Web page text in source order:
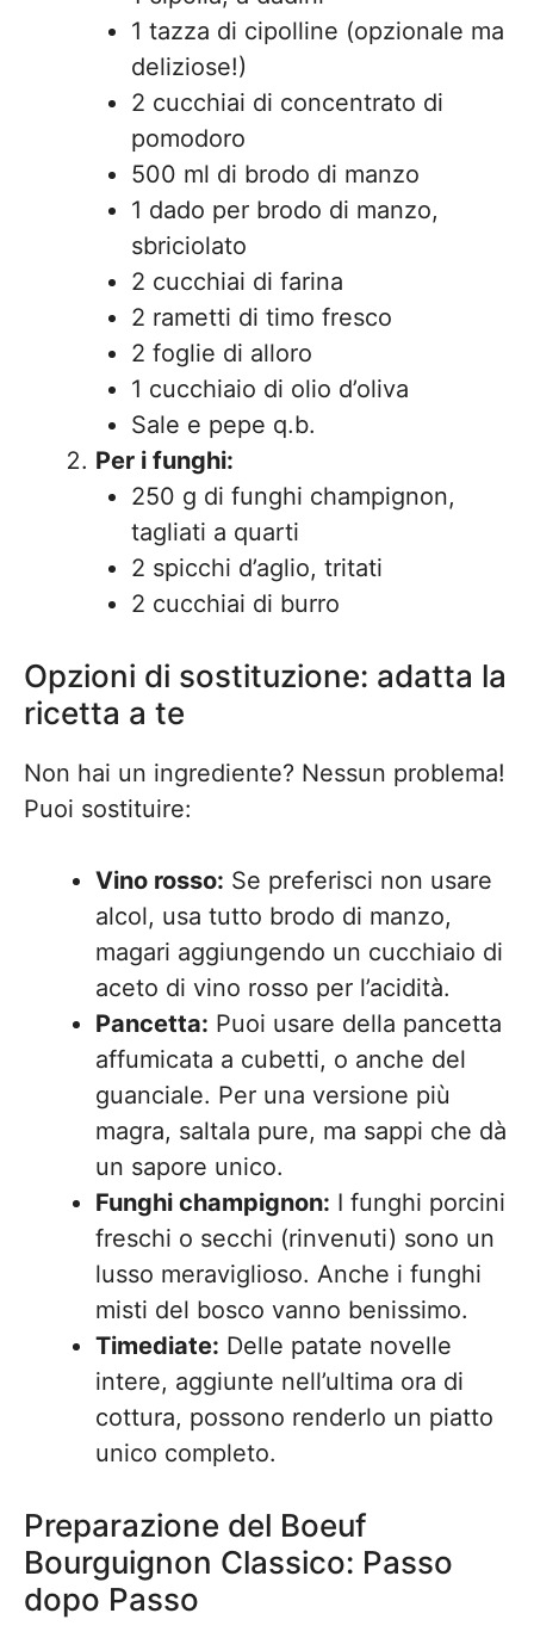
1 tazza di cipolline (opzionale ma
deliziose!)
2 cucchiai di concentrato di
pomodoro
500 ml di brodo di manzo
1 dado per brodo di manzo,
sbriciolato
2 cucchiai di farina
2 rametti di timo fresco
2 foglie di alloro
1 cucchiaio di olio d’oliva
Sale e pepe q.b.
Per i funghi:
250 g di funghi champignon,
tagliati a quarti
2 spicchi d’aglio, tritati
2 cucchiai di burro
Opzioni di sostituzione: adatta la
ricetta a te
Non hai un ingrediente? Nessun problema!
Puoi sostituire:
Vino rosso: Se preferisci non usare
alcol, usa tutto brodo di manzo,
magari aggiungendo un cucchiaio di
aceto di vino rosso per l’acidità.
Pancetta: Puoi usare della pancetta
affumicata a cubetti, o anche del
guanciale. Per una versione più
magra, saltala pure, ma sappi che dà
un sapore unico.
Funghi champignon: I funghi porcini
freschi o secchi (rinvenuti) sono un
lusso meraviglioso. Anche i funghi
misti del bosco vanno benissimo.
Timediate: Delle patate novelle
intere, aggiunte nell’ultima ora di
cottura, possono renderlo un piatto
unico completo.
Preparazione del Boeuf
Bourguignon Classico: Passo
dopo Passo